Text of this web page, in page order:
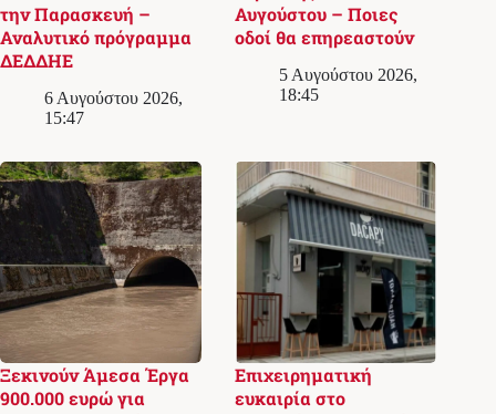
την Παρασκευή –
Αναλυτικό πρόγραμμα
ΔΕΔΔΗΕ
6 Αυγούστου 2026,
15:47
Αυγούστου – Ποιες
οδοί θα επηρεαστούν
5 Αυγούστου 2026,
18:45
Ξεκινούν Άμεσα Έργα
900.000 ευρώ για
Επιχειρηματική
ευκαιρία στο